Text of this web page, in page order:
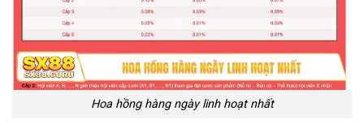
Hoa hồng hàng ngày linh hoạt nhất